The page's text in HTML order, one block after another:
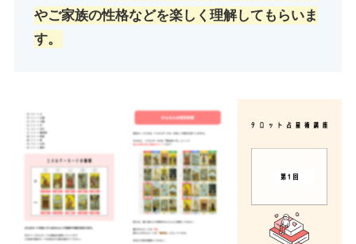
やご家族の性格などを楽しく理解してもらいま
す。